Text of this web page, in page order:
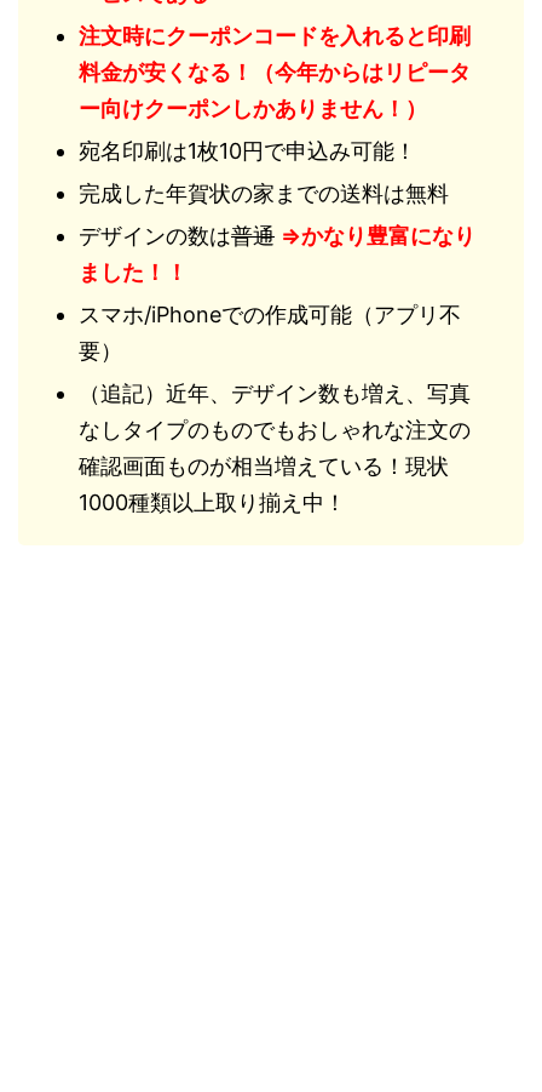
注文時にクーポンコードを入れると印刷
料金が安くなる！（今年からはリピータ
ー向けクーポンしかありません！）
宛名印刷は1枚10円で申込み可能！
完成した年賀状の家までの送料は無料
デザインの数は普通 ⇒かなり豊富になり
ました！！
スマホ/iPhoneでの作成可能（アプリ不
要）
（追記）近年、デザイン数も増え、写真
なしタイプのものでもおしゃれな注文の
確認画面ものが相当増えている！現状
1000種類以上取り揃え中！